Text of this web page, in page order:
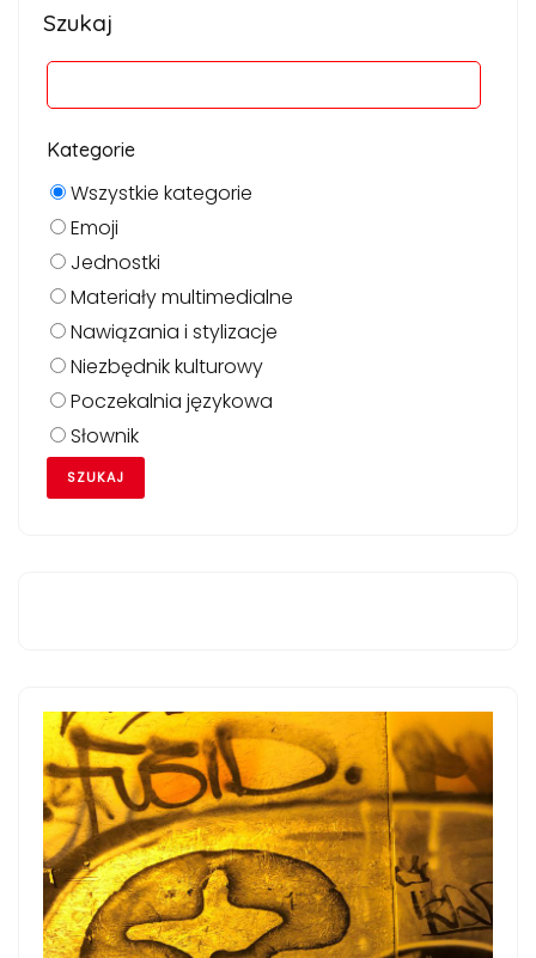
Szukaj
Kategorie
Wszystkie kategorie
Emoji
Jednostki
Materiały multimedialne
Nawiązania i stylizacje
Niezbędnik kulturowy
Poczekalnia językowa
Słownik